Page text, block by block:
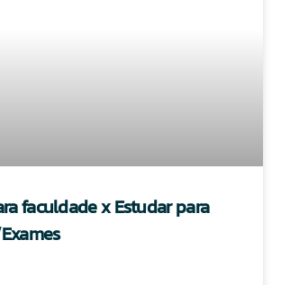
faculdade x Estudar para